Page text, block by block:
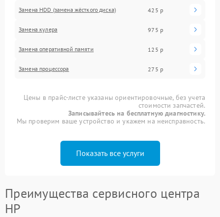
Замена HDD (замена жёсткого диска) 425 р
Замена кулера 975 р
Замена оперативной памяти 125 р
Замена процессора 275 р
Цены в прайс-листе указаны ориентировочные, без учета
стоимости запчастей.
Записывайтесь на бесплатную диагностику.
Мы проверим ваше устройство и укажем на неисправность.
Показать все услуги
Преимущества сервисного центра
HP